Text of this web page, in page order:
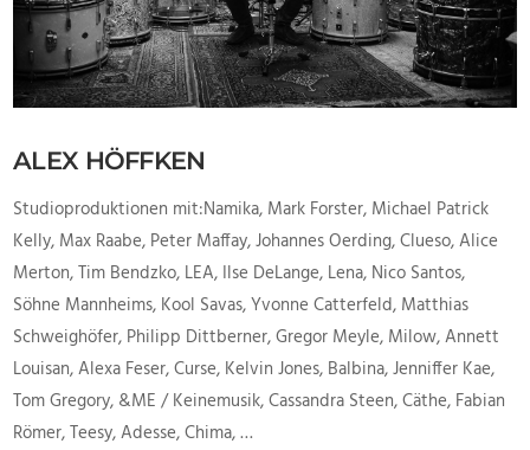
ALEX HÖFFKEN
Studioproduktionen mit:Namika, Mark Forster, Michael Patrick
Kelly, Max Raabe, Peter Maffay, Johannes Oerding, Clueso, Alice
Merton, Tim Bendzko, LEA, Ilse DeLange, Lena, Nico Santos,
Söhne Mannheims, Kool Savas, Yvonne Catterfeld, Matthias
Schweighöfer, Philipp Dittberner, Gregor Meyle, Milow, Annett
Louisan, Alexa Feser, Curse, Kelvin Jones, Balbina, Jenniffer Kae,
Tom Gregory, &ME / Keinemusik, Cassandra Steen, Cäthe, Fabian
Römer, Teesy, Adesse, Chima, …